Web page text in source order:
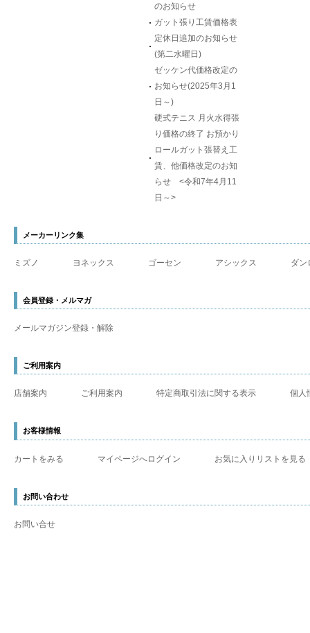
のお知らせ
ガット張り工賃価格表
定休日追加のお知らせ
(第二水曜日)
ゼッケン代価格改定の
お知らせ(2025年3月1
日～)
硬式テニス 月火水得張
り価格の終了 お預かり
ロールガット張替え工
賃、他価格改定のお知
らせ <令和7年4月11
日～>
メーカーリンク集
ミズノ ヨネックス ゴーセン アシックス ダン
会員登録・メルマガ
メールマガジン登録・解除
ご利用案内
店舗案内 ご利用案内 特定商取引法に関する表示 個人
お客様情報
カートをみる マイページへログイン お気に入りリストを見る
お問い合わせ
お問い合せ